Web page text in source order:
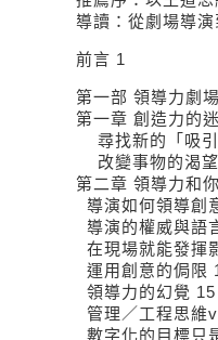
導讀：從劇場導演
前言 1
第一部 領導力劇
第一章 創造力的
尋找新的「吸引
改變事物的渴望
第二章 領導力和
導演如何領導創
導演的權威與語
在現場就能發揮
運用創意的侷限
領導力的幻覺 15
管理／工程思維
數字化的目標只